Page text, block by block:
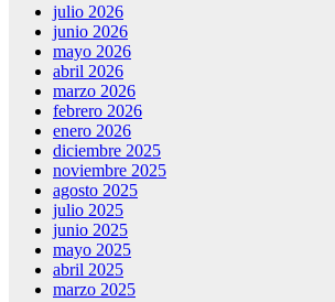
julio 2026
junio 2026
mayo 2026
abril 2026
marzo 2026
febrero 2026
enero 2026
diciembre 2025
noviembre 2025
agosto 2025
julio 2025
junio 2025
mayo 2025
abril 2025
marzo 2025